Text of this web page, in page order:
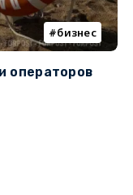
бизнес
операторов